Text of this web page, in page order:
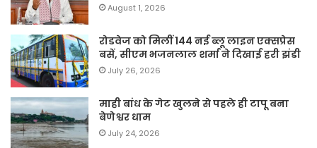
August 1, 2026
रोडवेज को मिलीं 144 नई ब्लू लाइन एक्सप्रेस
बसें, सीएम भजनलाल शर्मा ने दिखाई हरी झंडी
July 26, 2026
माही बांध के गेट खुलने से पहले ही टापू बना
बेणेश्वर धाम
July 24, 2026